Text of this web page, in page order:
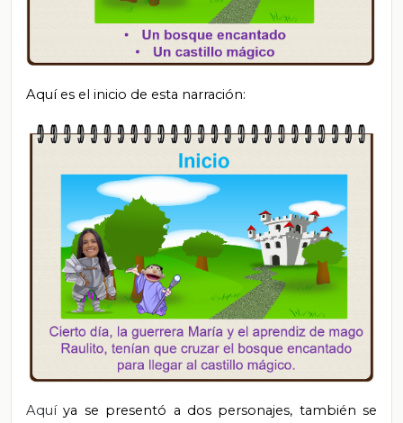
Aquí es el inicio de esta narración:
Aquíya se presentó a dos personajes, también se